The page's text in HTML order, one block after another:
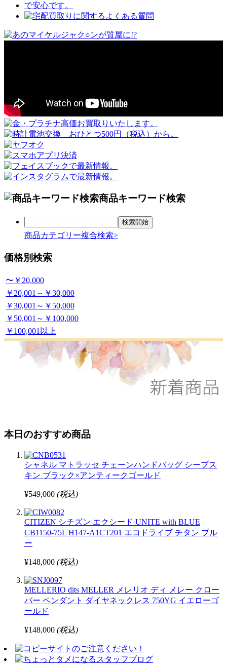
商品キーワード検索
商品カテゴリー複合検索>
価格別検索
〜￥20,000
￥20,001～￥30,000
￥30,001～￥50,000
￥50,001～￥100,000
￥100,001以上
本日のおすすめ商品
シャネル マトラッセ チェーンハンドバッグ シープス
キン ブラック×アンティークゴールド
¥549,000 (税込)
CITIZEN シチズン エクシード UNITE with BLUE
CB1150-75L H147-A1CT201 エコドライブ チタン ブル
ー
¥148,000 (税込)
MELLERIO dits MELLER メレリオ ディ メレー クロー
バー ペンダント ダイヤネックレス 750YG イエローゴ
ールド
¥148,000 (税込)